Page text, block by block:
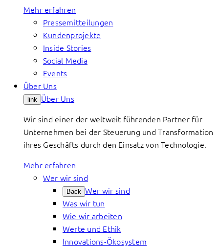
Mehr erfahren
Pressemitteilungen
Kundenprojekte
Inside Stories
Social Media
Events
Über Uns
link Über Uns
Wir sind einer der weltweit führenden Partner für
Unternehmen bei der Steuerung und Transformation
ihres Geschäfts durch den Einsatz von Technologie.
Mehr erfahren
Wer wir sind
Back Wer wir sind
Was wir tun
Wie wir arbeiten
Werte und Ethik
Innovations-Ökosystem